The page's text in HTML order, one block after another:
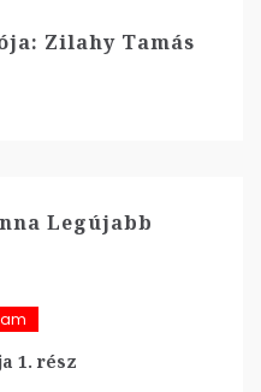
Zilahy Tamás
Legújabb
1. rész